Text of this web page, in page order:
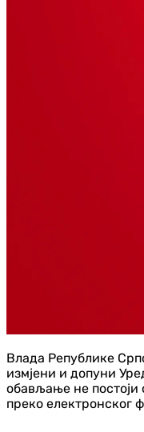
Влада Републике
измјени и допуни
обављање не
преко електронског